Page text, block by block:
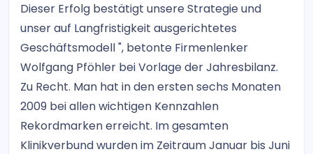
Dieser Erfolg bestätigt unsere Strategie und
unser auf Langfristigkeit ausgerichtetes
Geschäftsmodell ", betonte Firmenlenker
Wolfgang Pföhler bei Vorlage der Jahresbilanz.
Zu Recht. Man hat in den ersten sechs Monaten
2009 bei allen wichtigen Kennzahlen
Rekordmarken erreicht. Im gesamten
Klinikverbund wurden im Zeitraum Januar bis Juni